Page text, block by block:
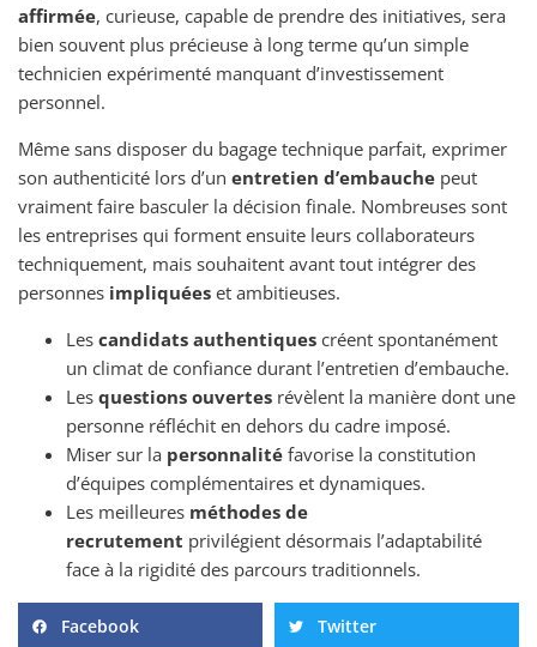
affirmée, curieuse, capable de prendre des initiatives, sera
bien souvent plus précieuse à long terme qu’un simple
technicien expérimenté manquant d’investissement
personnel.
Même sans disposer du bagage technique parfait, exprimer
son authenticité lors d’un entretien d’embauche peut
vraiment faire basculer la décision finale. Nombreuses sont
les entreprises qui forment ensuite leurs collaborateurs
techniquement, mais souhaitent avant tout intégrer des
personnes impliquées et ambitieuses.
Les candidats authentiques créent spontanément
un climat de confiance durant l’entretien d’embauche.
Les questions ouvertes révèlent la manière dont une
personne réfléchit en dehors du cadre imposé.
Miser sur la personnalité favorise la constitution
d’équipes complémentaires et dynamiques.
Les meilleures méthodes de
recrutement privilégient désormais l’adaptabilité
face à la rigidité des parcours traditionnels.
Facebook Twitter